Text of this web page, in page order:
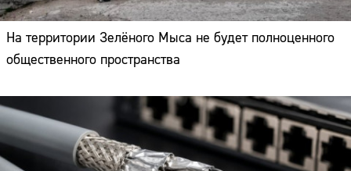
На территории Зелёного Мыса не будет полноценного
общественного пространства